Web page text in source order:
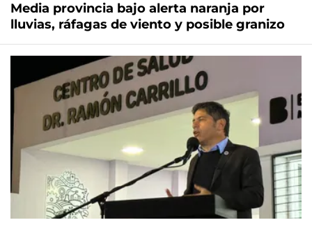
Media provincia bajo alerta naranja por
lluvias, ráfagas de viento y posible granizo